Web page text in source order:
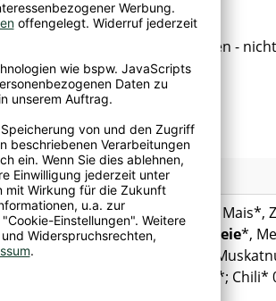
mittlerer Hitze kurz erwärmen -
Kartoffeln*, Paprika rot* 5%, Mais*,
*,WEIZENkleie*,
Curcuma*, Knoblauch*,
Johannisbrotkernmehl*; Chili*